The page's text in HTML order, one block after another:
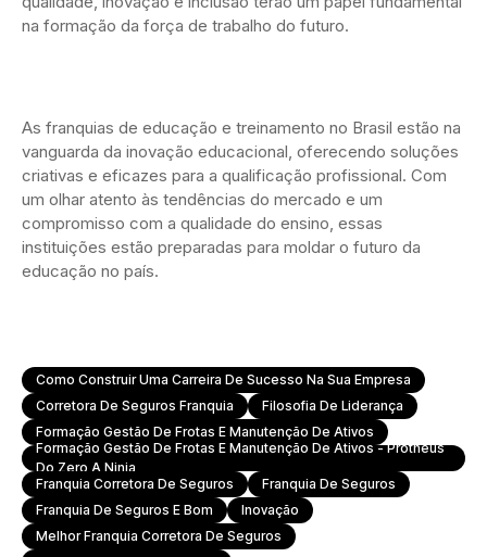
na formação da força de trabalho do futuro.
As franquias de educação e treinamento no Brasil estão na
vanguarda da inovação educacional, oferecendo soluções
criativas e eficazes para a qualificação profissional. Com
um olhar atento às tendências do mercado e um
compromisso com a qualidade do ensino, essas
instituições estão preparadas para moldar o futuro da
educação no país.
Como Construir Uma Carreira De Sucesso Na Sua Empresa
Corretora De Seguros Franquia
Filosofia De Liderança
Formação Gestão De Frotas E Manutenção De Ativos
Formação Gestão De Frotas E Manutenção De Ativos - Protheus
Do Zero A Ninja
Franquia Corretora De Seguros
Franquia De Seguros
Franquia De Seguros E Bom
Inovação
Melhor Franquia Corretora De Seguros